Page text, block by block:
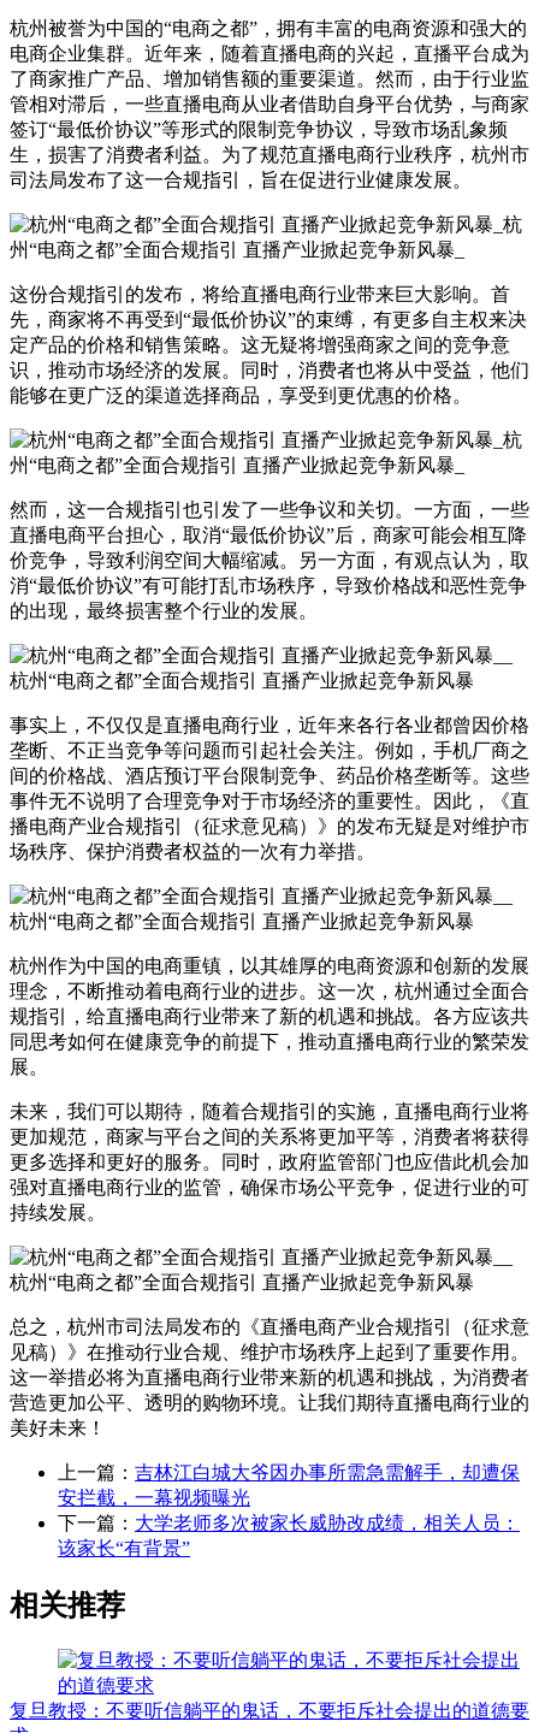
杭州被誉为中国的“电商之都”，拥有丰富的电商资源和强大的
电商企业集群。近年来，随着直播电商的兴起，直播平台成为
了商家推广产品、增加销售额的重要渠道。然而，由于行业监
管相对滞后，一些直播电商从业者借助自身平台优势，与商家
签订“最低价协议”等形式的限制竞争协议，导致市场乱象频
生，损害了消费者利益。为了规范直播电商行业秩序，杭州市
司法局发布了这一合规指引，旨在促进行业健康发展。
这份合规指引的发布，将给直播电商行业带来巨大影响。首
先，商家将不再受到“最低价协议”的束缚，有更多自主权来决
定产品的价格和销售策略。这无疑将增强商家之间的竞争意
识，推动市场经济的发展。同时，消费者也将从中受益，他们
能够在更广泛的渠道选择商品，享受到更优惠的价格。
然而，这一合规指引也引发了一些争议和关切。一方面，一些
直播电商平台担心，取消“最低价协议”后，商家可能会相互降
价竞争，导致利润空间大幅缩减。另一方面，有观点认为，取
消“最低价协议”有可能打乱市场秩序，导致价格战和恶性竞争
的出现，最终损害整个行业的发展。
事实上，不仅仅是直播电商行业，近年来各行各业都曾因价格
垄断、不正当竞争等问题而引起社会关注。例如，手机厂商之
间的价格战、酒店预订平台限制竞争、药品价格垄断等。这些
事件无不说明了合理竞争对于市场经济的重要性。因此，《直
播电商产业合规指引（征求意见稿）》的发布无疑是对维护市
场秩序、保护消费者权益的一次有力举措。
杭州作为中国的电商重镇，以其雄厚的电商资源和创新的发展
理念，不断推动着电商行业的进步。这一次，杭州通过全面合
规指引，给直播电商行业带来了新的机遇和挑战。各方应该共
同思考如何在健康竞争的前提下，推动直播电商行业的繁荣发
展。
未来，我们可以期待，随着合规指引的实施，直播电商行业将
更加规范，商家与平台之间的关系将更加平等，消费者将获得
更多选择和更好的服务。同时，政府监管部门也应借此机会加
强对直播电商行业的监管，确保市场公平竞争，促进行业的可
持续发展。
总之，杭州市司法局发布的《直播电商产业合规指引（征求意
见稿）》在推动行业合规、维护市场秩序上起到了重要作用。
这一举措必将为直播电商行业带来新的机遇和挑战，为消费者
营造更加公平、透明的购物环境。让我们期待直播电商行业的
美好未来！
上一篇： 吉林江白城大爷因办事所需急需解手，却遭保
安拦截，一幕视频曝光
下一篇： 大学老师多次被家长威胁改成绩，相关人员：
该家长“有背景”
相关推荐
复旦教授：不要听信躺平的鬼话，不要拒斥社会提出的道德要